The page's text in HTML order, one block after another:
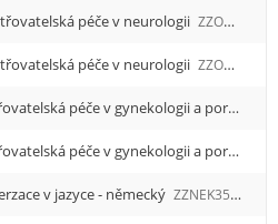
péče v neurologii ZZOPNE2352
péče v neurologii ZZOPNE1352
ZZOPG2232 Ošetřovatelská péče v gynekologii a porodnictví
ZZOPG1232 Ošetřovatelská péče v gynekologii a porodnictví
v jazyce - německý ZZNEK3569